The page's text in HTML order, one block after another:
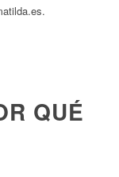
QUÉ